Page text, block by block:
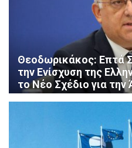
Θεοδωρικάκος: Επτά
την Ενίσχυση της
το Νέο Σχέδιο για την